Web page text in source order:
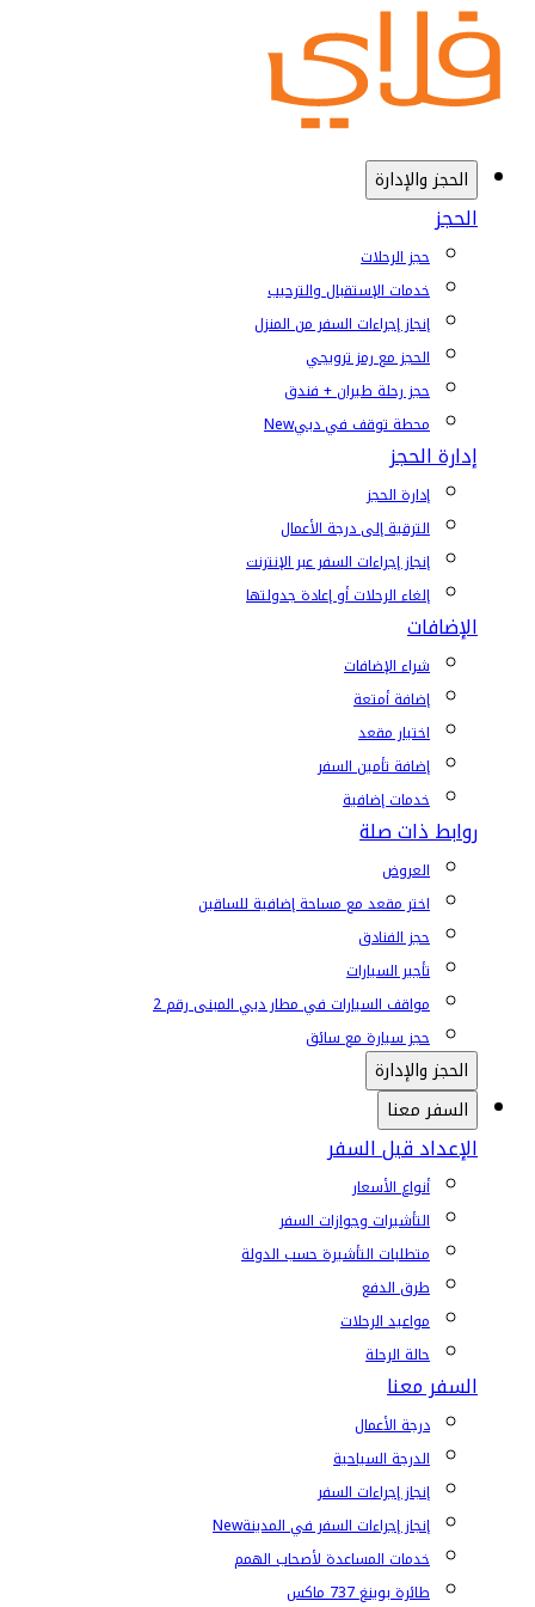
الحجز والإدارة
الحجز
حجز الرحلات
خدمات الإستقبال والترحيب
إنجاز إجراءات السفر من المنزل
الحجز مع رمز ترويجي
حجز رحلة طيران + فندق
محطة توقف في دبيNew
إدارة الحجز
إدارة الحجز
الترقية إلى درجة الأعمال
إنجاز إجراءات السفر عبر الإنترنت
إلغاء الرحلات أو إعادة جدولتها
الإضافات
شراء الإضافات
إضافة أمتعة
اختيار مقعد
إضافة تأمين السفر
خدمات إضافية
روابط ذات صلة
العروض
اختر مقعد مع مساحة إضافية للساقين
حجز الفنادق
تأجير السيارات
مواقف السيارات في مطار دبي المبنى رقم 2
حجز سيارة مع سائق
الحجز والإدارة
السفر معنا
الإعداد قبل السفر
أنواع الأسعار
التأشيرات وجوازات السفر
متطلبات التأشيرة حسب الدولة
طرق الدفع
مواعيد الرحلات
حالة الرحلة
السفر معنا
درجة الأعمال
الدرجة السياحية
إنجاز إجراءات السفر
إنجاز إجراءات السفر في المدينةNew
خدمات المساعدة لأصحاب الهمم
طائرة بوينغ 737 ماكس